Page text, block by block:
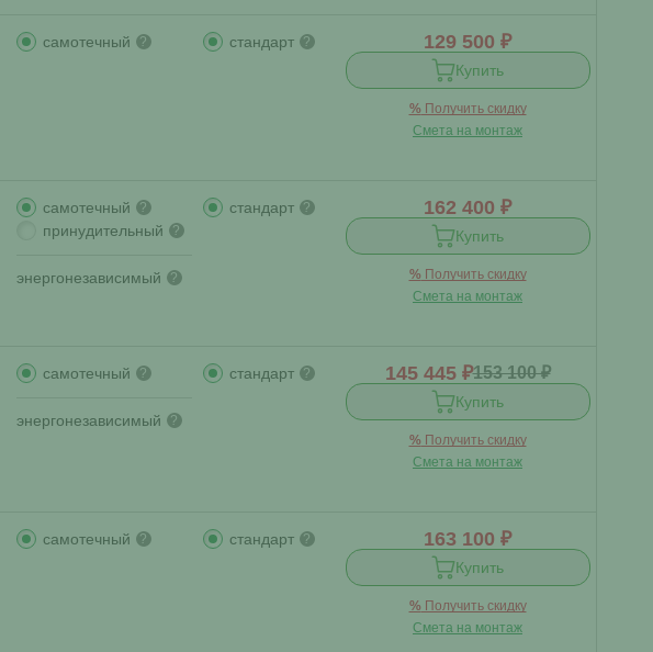
самотечный ? стандарт ? 129 500 ₽
Купить
% Получить скидку
Смета на монтаж
самотечный ?
принудительный ?
энергонезависимый ?
стандарт ? 162 400 ₽
Купить
% Получить скидку
Смета на монтаж
самотечный ?
энергонезависимый ?
стандарт ? 145 445 ₽153 100 ₽
Купить
% Получить скидку
Смета на монтаж
самотечный ? стандарт ? 163 100 ₽
Купить
% Получить скидку
Смета на монтаж